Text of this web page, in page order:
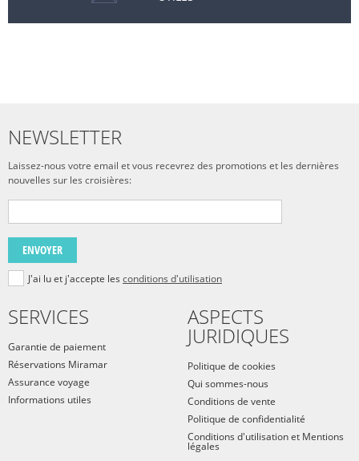
NEWSLETTER
Laissez-nous votre email et vous recevrez des promotions et les dernières
nouvelles sur les croisières:
ENVOYER
J'ai lu et j'accepte les conditions d'utilisation
SERVICES
Garantie de paiement
Réservations Miramar
Assurance voyage
Informations utiles
ASPECTS
JURIDIQUES
Politique de cookies
Qui sommes-nous
Conditions de vente
Politique de confidentialité
Conditions d'utilisation et Mentions
légales